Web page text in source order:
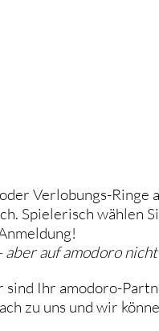
Verlobungs-Ringe
Spielerisch wählen
aber auf amodoro
Ihr amodoro-
zu uns und wir